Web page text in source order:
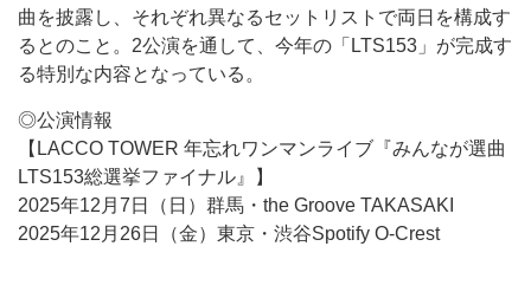
曲を披露し、それぞれ異なるセットリストで両日を構成す
るとのこと。2公演を通して、今年の「LTS153」が完成す
る特別な内容となっている。
◎公演情報
【LACCO TOWER 年忘れワンマンライブ『みんなが選曲
LTS153総選挙ファイナル』】
2025年12月7日（日）群馬・the Groove TAKASAKI
2025年12月26日（金）東京・渋谷Spotify O-Crest